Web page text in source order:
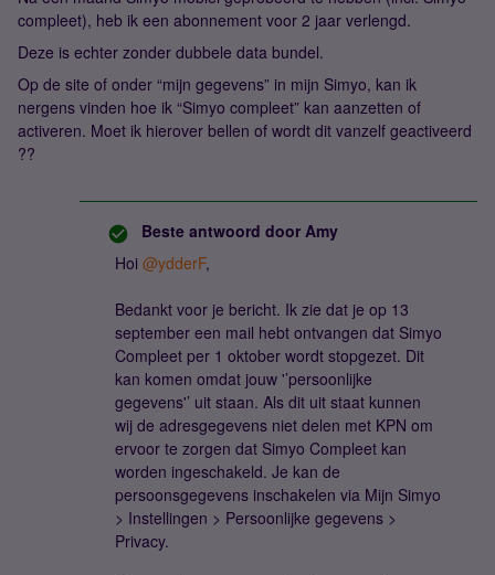
compleet), heb ik een abonnement voor 2 jaar verlengd.
Deze is echter zonder dubbele data bundel.
Op de site of onder “mijn gegevens” in mijn Simyo, kan ik
nergens vinden hoe ik “Simyo compleet” kan aanzetten of
activeren. Moet ik hierover bellen of wordt dit vanzelf geactiveerd
??
Beste antwoord door Amy
Hoi @ydderF,
Bedankt voor je bericht. Ik zie dat je op 13
september een mail hebt ontvangen dat Simyo
Compleet per 1 oktober wordt stopgezet. Dit
kan komen omdat jouw '’persoonlijke
gegevens'’ uit staan. Als dit uit staat kunnen
wij de adresgegevens niet delen met KPN om
ervoor te zorgen dat Simyo Compleet kan
worden ingeschakeld. Je kan de
persoonsgegevens inschakelen via Mijn Simyo
> Instellingen > Persoonlijke gegevens >
Privacy.